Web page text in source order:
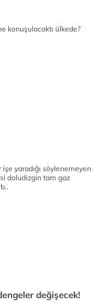
konuşulacaktı ülkede?
yaradığı söylenemeyen
doludizgin tam gaz
değişecek!